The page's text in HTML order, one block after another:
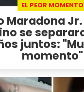
EL PEOR MOMENTO
Maradona
se
juntos:
momento"